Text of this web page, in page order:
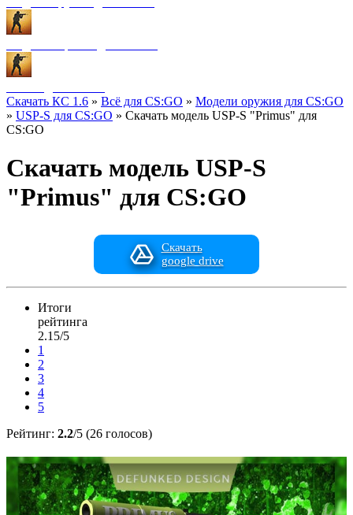
Скачать КС 1.6 » Всё для CS:GO » Модели оружия для CS:GO
» USP-S для CS:GO » Скачать модель USP-S "Primus" для
CS:GO
Скачать модель USP-S
"Primus" для CS:GO
Скачать
google drive
Итоги
рейтинга
2.15/5
1
2
3
4
5
Рейтинг: 2.2/5 (26 голосов)